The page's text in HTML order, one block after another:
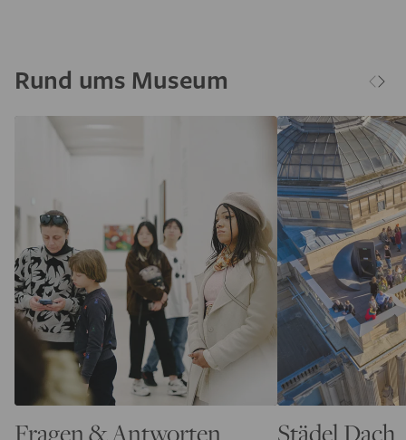
Rund ums Museum
Fragen & Antworten Städel Dach